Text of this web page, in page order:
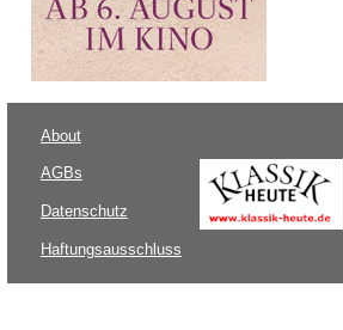
About
AGBs
Datenschutz
Haftungsausschluss